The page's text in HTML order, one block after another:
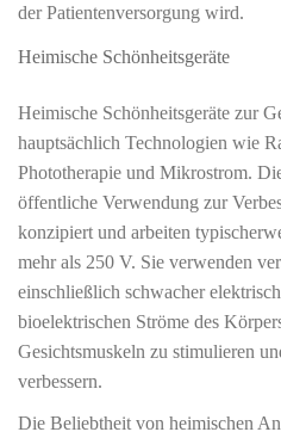
der Patientenversorgung wird.
Heimische Schönheitsgeräte
Heimische Schönheitsgeräte zur
hauptsächlich Technologien wie
Phototherapie und Mikrostrom.
öffentliche Verwendung zur
konzipiert und arbeiten
mehr als 250 V. Sie verwenden
einschließlich schwacher
bioelektrischen Ströme des
Gesichtsmuskeln zu stimulieren
verbessern.
Die Beliebtheit von heimischen